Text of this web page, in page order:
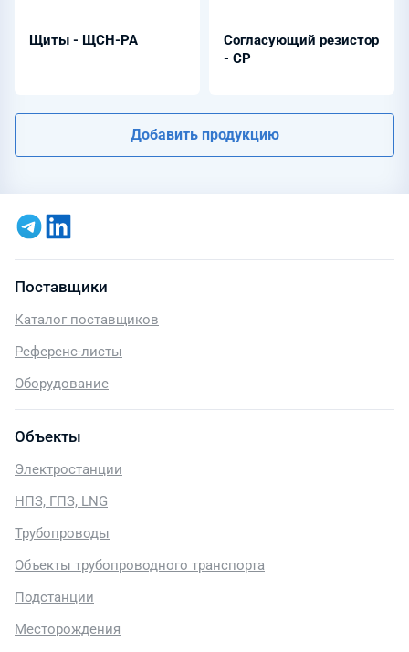
Щиты - ЩСН-РА
Согласующий резистор
- СР
Добавить продукцию
Поставщики
Каталог поставщиков
Референс-листы
Оборудование
Объекты
Электростанции
НПЗ, ГПЗ, LNG
Трубопроводы
Объекты трубопроводного транспорта
Подстанции
Месторождения